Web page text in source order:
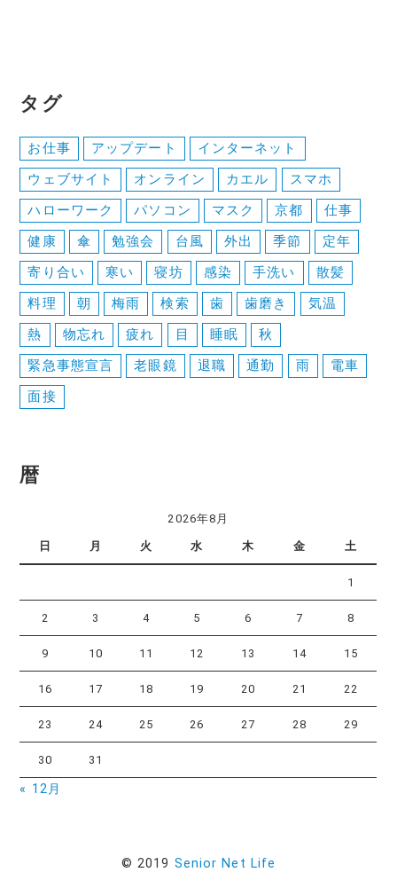
ゲ
シ
ョ
ン
タグ
お仕事 アップデート
インターネット
ウェブサイト
オンライン カエル
スマホ
ハローワーク
パソコン マスク 京都
仕事
健康
傘 勉強会 台風 外出 季節
定年
寄り合い
寒い 寝坊 感染 手洗い
散髪
料理
朝 梅雨 検索 歯 歯磨き
気温
熱
物忘れ 疲れ 目 睡眠
秋
緊急事態宣言
老眼鏡 退職 通勤 雨
電車
面接
暦
2026年8月
日 月 火 水 木 金 土
1
2 3 4 5 6 7 8
9 10 11 12 13 14 15
16 17 18 19 20 21 22
23 24 25 26 27 28 29
30 31
« 12月
© 2019 Senior Net Life